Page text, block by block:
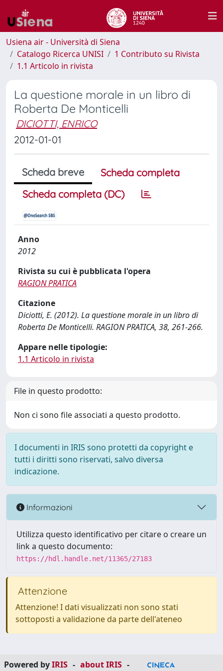
Usiena air - Università di Siena
Catalogo Ricerca UNISI
1 Contributo su Rivista
1.1 Articolo in rivista
La questione morale in un libro di
Roberta De Monticelli
DICIOTTI, ENRICO
2012-01-01
Scheda breve
Scheda completa
Scheda completa (DC)
Anno
2012
Rivista su cui è pubblicata l'opera
RAGION PRATICA
Citazione
Diciotti, E. (2012). La questione morale in un libro di
Roberta De Monticelli. RAGION PRATICA, 38, 261-266.
Appare nelle tipologie:
1.1 Articolo in rivista
File in questo prodotto:
Non ci sono file associati a questo prodotto.
I documenti in IRIS sono protetti da copyright e
tutti i diritti sono riservati, salvo diversa
indicazione.
Informazioni
Utilizza questo identificativo per citare o creare un
link a questo documento:
https://hdl.handle.net/11365/27183
Attenzione
Attenzione! I dati visualizzati non sono stati
sottoposti a validazione da parte dell'ateneo
Powered byIRIS - about IRIS -